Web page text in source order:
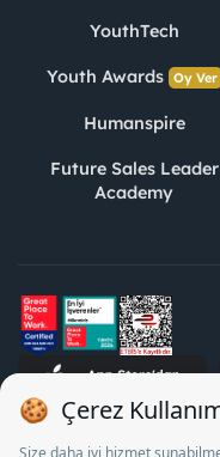
YouthTech
Youth Awards Oy Ver
Humanspire
Future Sales Leader
Academy